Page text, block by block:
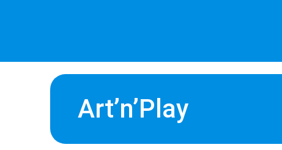
Art’n’Play